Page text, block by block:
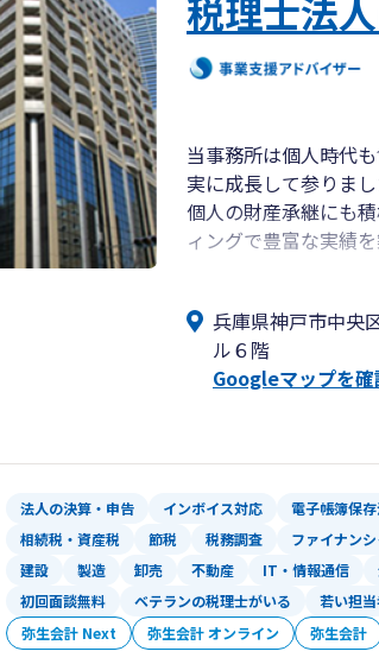
税理士法
当事務所は個人時代
実に成長して参りまし
個人の財産承継にも
ィングで豊富な実績
M&Aの領域も強化し
現在、税理士3名が
名で顧問先様をサポ
財産承継・事業承継
サポートが可能です。
特に近年、親族内承
M&A以外の手法で、
の両立を支援させて
その他、企業経営の
様からのニーズを確
もちろん、記帳代行
兵庫県神戸市中央
ル６階
Googleマップを確
法人の決算・申告 インボイス対応 電子帳簿保
相続税・資産税
節税 税務調査 ファイナン
建設
製造 卸売 不動産 IT・情報通信
初回面談無料
ベテランの税理士がいる 若い担
弥生会計 Next
弥生会計 オンライン 弥生会計